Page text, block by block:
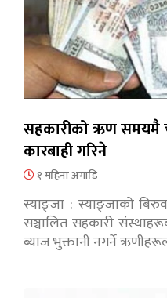
सहकारीको ऋण समयमै
कारबाही गरिने
१ महिना अगाडि
स्याङ्जा : स्याङ्जाको
सञ्चालित सहकारी
ब्याज भुक्तानी नगर्ने